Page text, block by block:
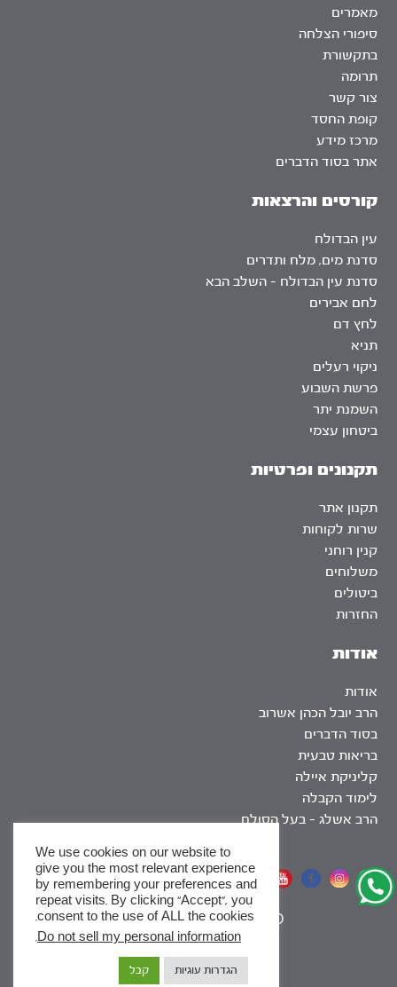
אודות
אודות
הרב יובל הכהן אשרוב
בסוד הדברים
בריאות טבעית
קליניקת איילה
לימוד הקבלה
הרב אשלג – בעל הסולם
מאמרים
סיפורי הצלחה
בתקשורת
תרומה
צור קשר
קופת החסד
מרכז מידע
אתר בסוד הדברים
קורסים והרצאות
עין הבדולח
סדנת מים, מלח ותדרים
סדנת עין הבדולח – השלב הבא
לחם אבירים
לחץ דם
תניא
ניקוי רעלים
פרשת השבוע
השמנת יתר
ביטחון עצמי
תקנונים ופרטיות
תקנון אתר
שרות לקוחות
קנין רוחני
משלוחים
ביטולים
החזרות
אתר שומר שבת
SEO
|
We use cookies on our website to
give you the most relevant experience
by remembering your preferences and
repeat visits. By clicking “Accept”, you
consent to the use of ALL the cookies.
Do not sell my personal information
.
הגדרות עוגיות קבל
x